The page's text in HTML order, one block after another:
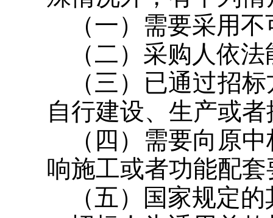
（一）需要采用
（二）采购人依
（三）已通过招
自行建设、生产或
（四）需要向原
响施工或者功能配
（五）国家规定